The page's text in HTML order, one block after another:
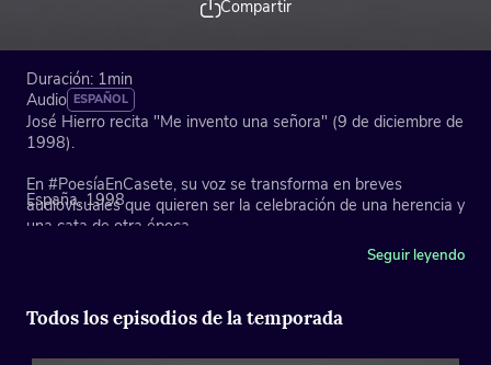
Compartir
Duración: 1min
Audio ESPAÑOL
José Hierro recita "Me invento una señora" (9 de diciembre de
1998).
En #PoesíaEnCasete, su voz se transforma en breves
audiovisuales que quieren ser la celebración de una herencia y
una cata de otra época.
José Hierro (Madrid, 1922 – 2002) fue un poeta español.
España, 1998
Seguir leyendo
Todos los episodios de la temporada